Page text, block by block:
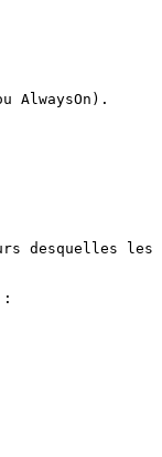
AlwaysOn).
desquelles les
: